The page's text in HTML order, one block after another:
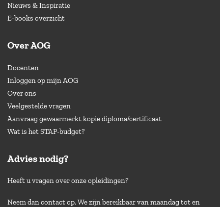
Nieuws & Inspiratie
E-books overzicht
Over AOG
Docenten
Inloggen op mijn AOG
Over ons
Veelgestelde vragen
Aanvraag gewaarmerkt kopie diploma/certificaat
Wat is het STAP-budget?
Advies nodig?
Heeft u vragen over onze opleidingen?
Neem dan contact op. We zijn bereikbaar van maandag tot en